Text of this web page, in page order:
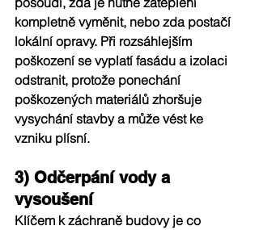
kompletně vyměnit, nebo zda postačí
lokální opravy. Při rozsáhlejším
poškození se vyplatí fasádu a izolaci
odstranit, protože ponechání
poškozených materiálů zhoršuje
vysychání stavby a může vést ke
vzniku plísní.
3) Odčerpání vody a
vysoušení
Klíčem k záchraně budovy je co